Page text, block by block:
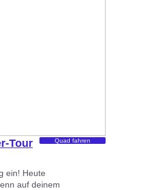
Tour Quad fahren
ein! Heute
auf deinem